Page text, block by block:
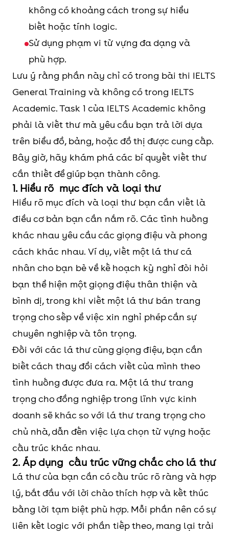
không có khoảng cách trong sự hiểu
biết hoặc tính logic.
Sử dụng phạm vi từ vựng đa dạng và
phù hợp.
Lưu ý rằng phần này chỉ có trong bài thi IELTS
General Training và không có trong IELTS
Academic. Task 1 của IELTS Academic không
phải là viết thư mà yêu cầu bạn trả lời dựa
trên biểu đồ, bảng, hoặc đồ thị được cung cấp.
Bây giờ, hãy khám phá các bí quyết viết thư
cần thiết để giúp bạn thành công.
1. Hiểu rõ mục đích và loại thư
Hiểu rõ mục đích và loại thư bạn cần viết là
điều cơ bản bạn cần nắm rõ. Các tình huống
khác nhau yêu cầu các giọng điệu và phong
cách khác nhau. Ví dụ, viết một lá thư cá
nhân cho bạn bè về kế hoạch kỳ nghỉ đòi hỏi
bạn thể hiện một giọng điệu thân thiện và
bình dị, trong khi viết một lá thư bán trang
trọng cho sếp về việc xin nghỉ phép cần sự
chuyên nghiệp và tôn trọng.
Đối với các lá thư cùng giọng điệu, bạn cần
biết cách thay đổi cách viết của mình theo
tình huống được đưa ra. Một lá thư trang
trọng cho đồng nghiệp trong lĩnh vực kinh
doanh sẽ khác so với lá thư trang trọng cho
chủ nhà, dẫn đến việc lựa chọn từ vựng hoặc
cấu trúc khác nhau.
2. Áp dụng cấu trúc vững chắc cho lá thư
Lá thư của bạn cần có cấu trúc rõ ràng và hợp
lý, bắt đầu với lời chào thích hợp và kết thúc
bằng lời tạm biệt phù hợp. Mỗi phần nên có sự
liên kết logic với phần tiếp theo, mang lại trải